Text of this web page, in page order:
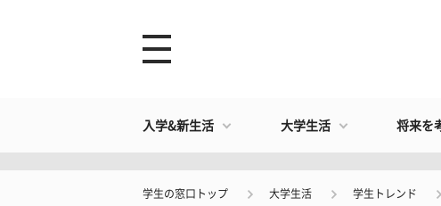
入学&新生活 大学生活 将来を
学生の窓口トップ 大学生活 学生トレンド